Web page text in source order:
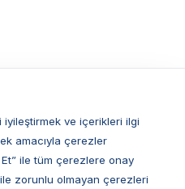
ve içerikleri ilgi
amacıyla çerezler
ile tüm çerezlere onay
zorunlu olmayan çerezleri